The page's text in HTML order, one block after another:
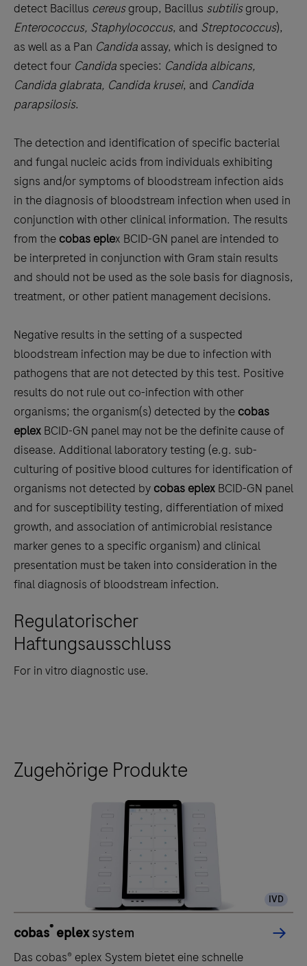
detect Bacillus cereusgroup, Bacillus subtilisgroup,
Enterococcus, Staphylococcus, and Streptococcus),
as well as a Pan Candida assay, which is designed to
detect four Candida species: Candida albicans,
Candida glabrata, Candida krusei, and Candida
parapsilosis.
The detection and identification of specific bacterial
and fungal nucleic acids from individuals exhibiting
signs and/or symptoms of bloodstream infection aids
in the diagnosis of bloodstream infection when used in
conjunction with other clinical information. The results
from the cobas eplex BCID-GN panel are intended to
be interpreted in conjunction with Gram stain results
and should not be used as the sole basis for diagnosis,
treatment, or other patient management decisions.
Negative results in the setting of a suspected
bloodstream infection may be due to infection with
pathogens that are not detected by this test. Positive
results do not rule out co-infection with other
organisms; the organism(s) detected by the cobas
eplex BCID-GN panel may not be the definite cause of
disease. Additional laboratory testing (e.g. sub-
culturing of positive blood cultures for identification of
organisms not detected by cobas eplex BCID-GN panel
and for susceptibility testing, differentiation of mixed
growth, and association of antimicrobial resistance
marker genes to a specific organism) and clinical
presentation must be taken into consideration in the
final diagnosis of bloodstream infection.
Regulatorischer
Haftungsausschluss
For in vitro diagnostic use.
Zugehörige Produkte
IVD
cobas® eplexsystem
Das cobas® eplex System bietet eine schnelle